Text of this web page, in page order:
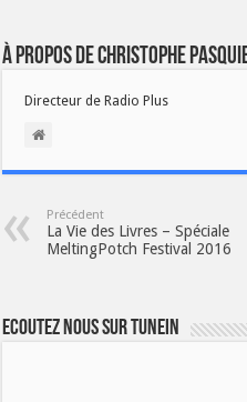
À propos de Christophe
Directeur de Radio Plus
Précédent
La Vie des Livres – Spéciale
MeltingPotch Festival 2016
Ecoutez nous sur TuneIn